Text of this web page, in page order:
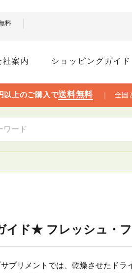
料
社案内 ショッピングガイド
以上のご購入で送料無料 ｜ 全国
ド★ フレッシュ・
プリメントでは、乾燥させたド